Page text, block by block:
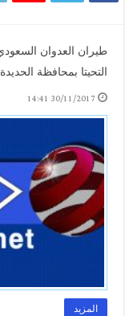
التحيتا بمحافظة الحديدة
30/11/2017 14:41
المزيد